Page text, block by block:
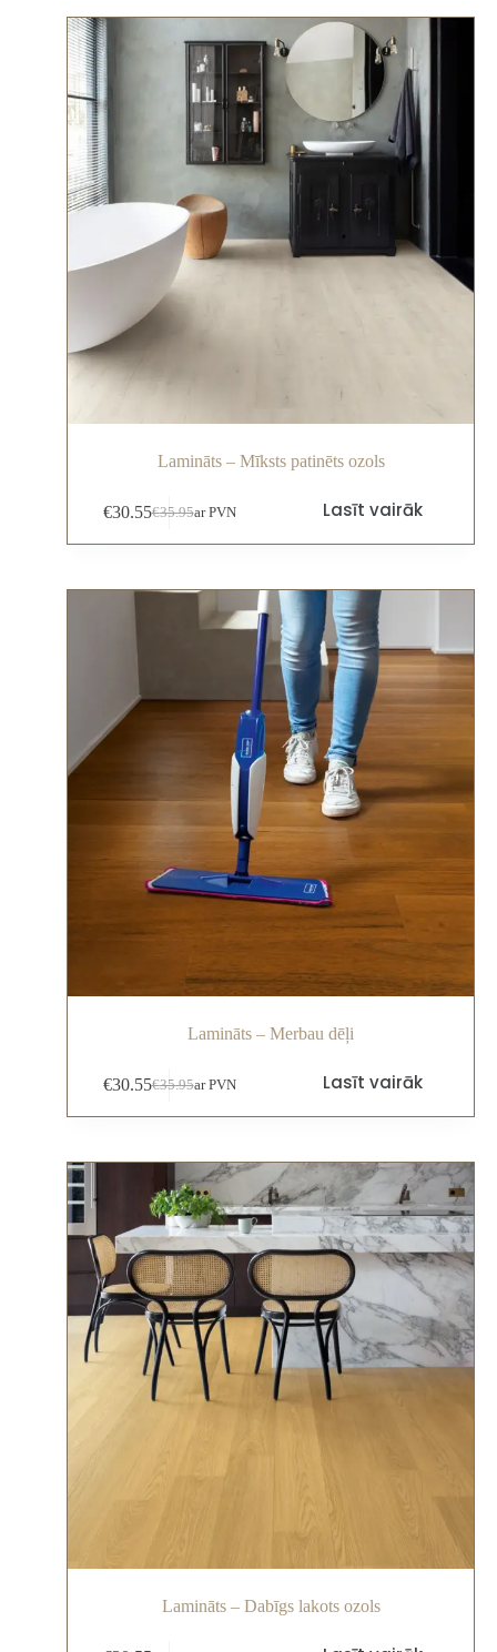
Lamināts – Mīksts patinēts ozols
€35.95
€30.55 ar PVN Lasīt vairāk
Lamināts – Merbau dēļi
€35.95
€30.55 ar PVN Lasīt vairāk
Lamināts – Dabīgs lakots ozols